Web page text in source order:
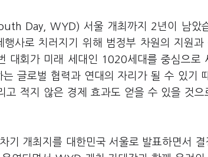
Day, WYD) 서울 개최까지 2년이 남았
사로 치러지기 위해 범정부 차원의 지원과
대회가 미래 세대인 1020세대를 중심으로
는 글로벌 협력과 연대의 자리가 될 수 있기
고 적지 않은 경제 효과도 얻을 수 있을 것으
개최지를 대한민국 서울로 발표하면서 결